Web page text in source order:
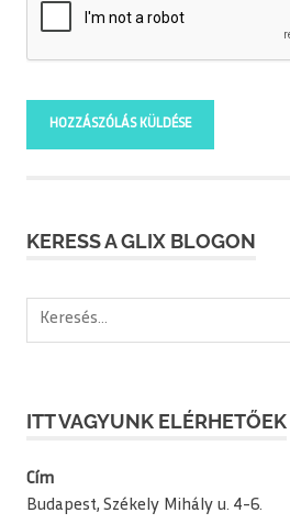
KERESS A GLIX BLOGON
Keresés:
ITT VAGYUNK ELÉRHETŐEK
Cím
Budapest, Székely Mihály u. 4-6.